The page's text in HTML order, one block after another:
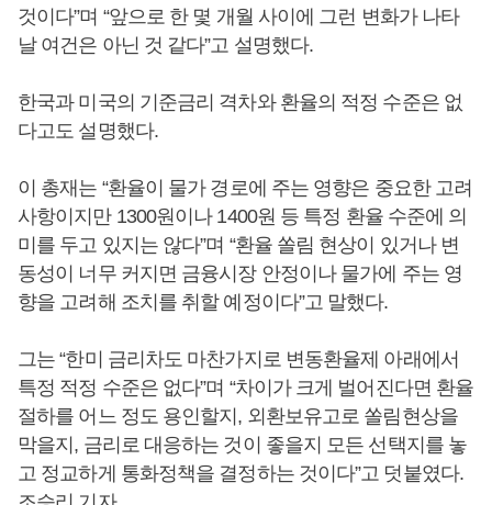
것이다”며 “앞으로 한 몇 개월 사이에 그런 변화가 나타
날 여건은 아닌 것 같다”고 설명했다.
한국과 미국의 기준금리 격차와 환율의 적정 수준은 없
다고도 설명했다.
이 총재는 “환율이 물가 경로에 주는 영향은 중요한 고려
사항이지만 1300원이나 1400원 등 특정 환율 수준에 의
미를 두고 있지는 않다”며 “환율 쏠림 현상이 있거나 변
동성이 너무 커지면 금융시장 안정이나 물가에 주는 영
향을 고려해 조치를 취할 예정이다”고 말했다.
그는 “한미 금리차도 마찬가지로 변동환율제 아래에서
특정 적정 수준은 없다”며 “차이가 크게 벌어진다면 환율
절하를 어느 정도 용인할지, 외환보유고로 쏠림현상을
막을지, 금리로 대응하는 것이 좋을지 모든 선택지를 놓
고 정교하게 통화정책을 결정하는 것이다”고 덧붙였다.